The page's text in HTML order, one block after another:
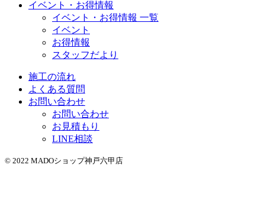
イベント・お得情報
イベント・お得情報 一覧
イベント
お得情報
スタッフだより
施工の流れ
よくある質問
お問い合わせ
お問い合わせ
お見積もり
LINE相談
© 2022 MADOショップ神戸六甲店